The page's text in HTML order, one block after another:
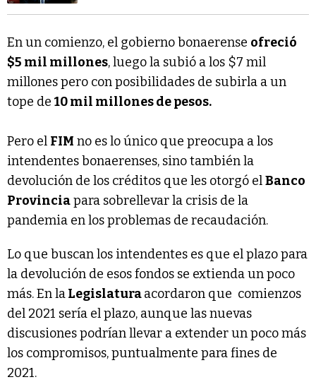
En un comienzo, el gobierno bonaerense ofreció
$5 mil millones, luego la subió a los $7 mil
millones pero con posibilidades de subirla a un
tope de10 mil millones de pesos.
Pero el FIM no es lo único que preocupa a los
intendentes bonaerenses, sino también la
devolución de los créditos que les otorgó elBanco
Provinciapara sobrellevar la crisis de la
pandemia en los problemas de recaudación.
Lo que buscan los intendentes es que el plazo para
la devolución de esos fondos se extienda un poco
más. En laLegislaturaacordaron que comienzos
del 2021 sería el plazo, aunque las nuevas
discusiones podrían llevar a extender un poco más
los compromisos, puntualmente para fines de
2021.